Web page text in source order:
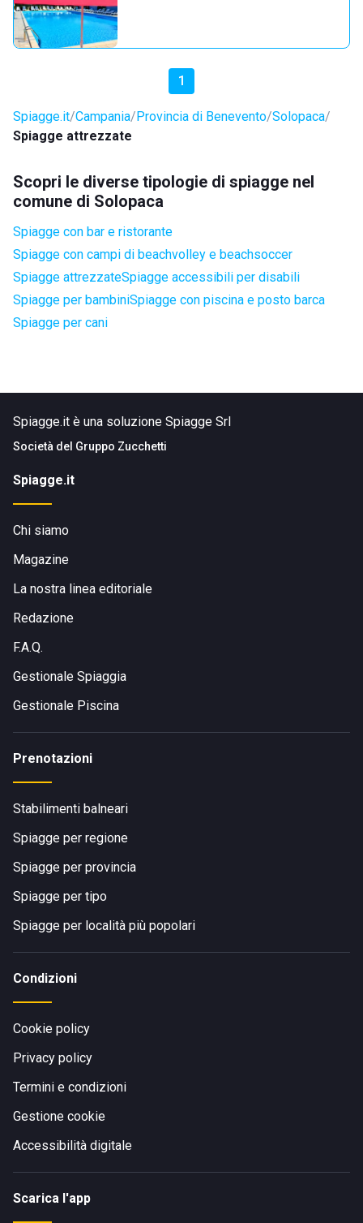
1
Spiagge.it Campania Provincia di Benevento Solopaca
Spiagge attrezzate
Scopri le diverse tipologie di spiagge nel
comune di Solopaca
Spiagge con bar e ristorante
Spiagge con campi di beachvolley e beachsoccer
Spiagge attrezzateSpiagge accessibili per disabili
Spiagge per bambiniSpiagge con piscina e posto barca
Spiagge per cani
Spiagge.it è una soluzione Spiagge Srl
Società del Gruppo Zucchetti
Spiagge.it
Chi siamo
Magazine
La nostra linea editoriale
Redazione
F.A.Q.
Gestionale Spiaggia
Gestionale Piscina
Prenotazioni
Stabilimenti balneari
Spiagge per regione
Spiagge per provincia
Spiagge per tipo
Spiagge per località più popolari
Condizioni
Cookie policy
Privacy policy
Termini e condizioni
Gestione cookie
Accessibilità digitale
Scarica l'app